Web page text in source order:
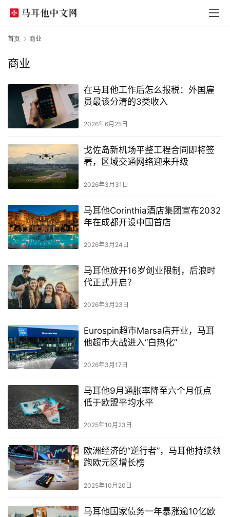
首页 商业
商业
在马耳他工作后怎么报税：外国雇
员最该分清的3类收入
2026年6月25日
戈佐岛新机场平整工程合同即将签
署，区域交通网络迎来升级
2026年3月31日
马耳他Corinthia酒店集团宣布2032
年在成都开设中国首店
2026年3月24日
马耳他放开16岁创业限制，后浪时
代正式开启？
2026年3月23日
Eurospin超市Marsa店开业，马耳
他超市大战进入“白热化”
2026年3月17日
马耳他9月通胀率降至六个月低点
低于欧盟平均水平
2025年10月23日
欧洲经济的“逆行者”，马耳他持续领
跑欧元区增长榜
2025年10月20日
马耳他国家债务一年暴涨逾10亿欧